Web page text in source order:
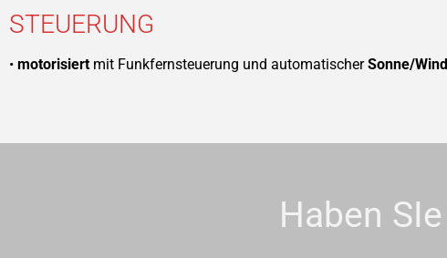
STEUERUNG
• motorisiert mit Funkfernsteuerung und automatischerSonne/
Haben